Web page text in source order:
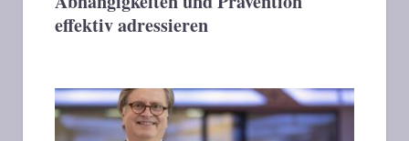
effektiv adressieren